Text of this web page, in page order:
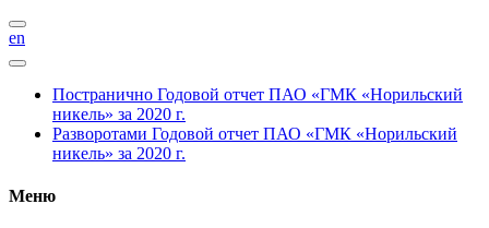
en
Постранично Годовой отчет ПАО «ГМК «Норильский
никель» за 2020 г.
Разворотами Годовой отчет ПАО «ГМК «Норильский
никель» за 2020 г.
Меню